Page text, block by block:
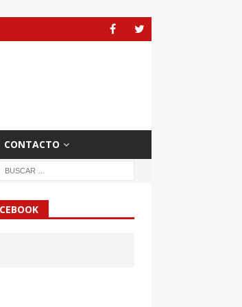
CONTACTO